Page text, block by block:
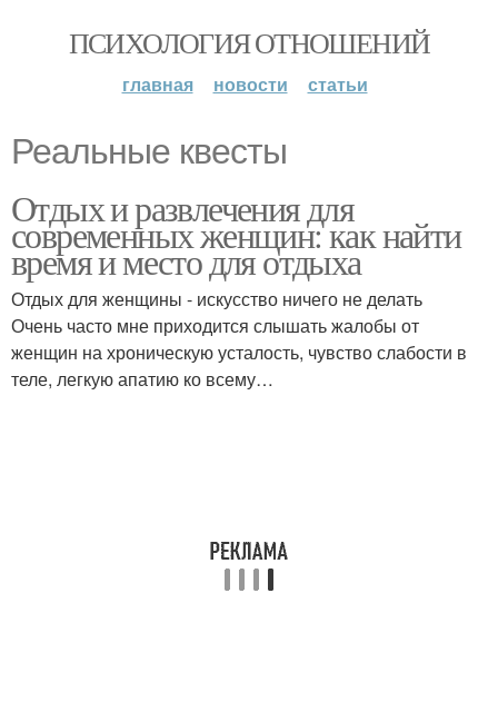
ПСИХОЛОГИЯ ОТНОШЕНИЙ
главная новости статьи
Реальные квесты
Отдых и развлечения для
современных женщин: как найти
время и место для отдыха
Отдых для женщины - искусство ничего не делать
Очень часто мне приходится слышать жалобы от
женщин на хроническую усталость, чувство слабости в
теле, легкую апатию ко всему…